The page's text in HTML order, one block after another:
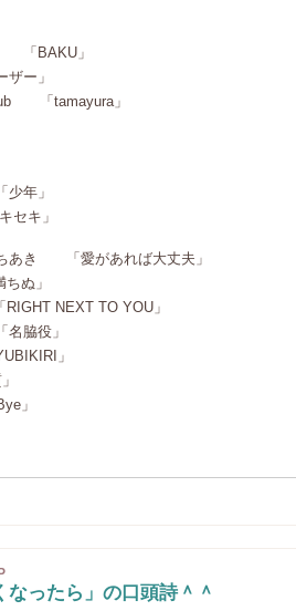
BAKU」
ー」
「tamayura」
年」
キ」
き 「愛があれば大丈夫」
ぬ」
NEXT TO YOU」
」
」
」
なったら」の口頭詩＾＾